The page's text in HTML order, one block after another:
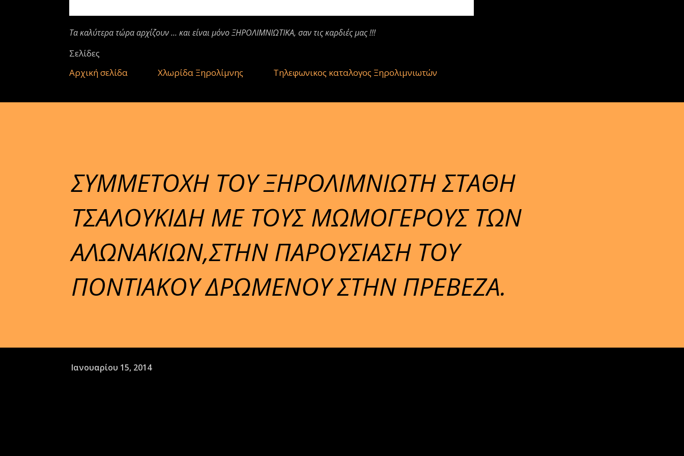
Τα καλύτερα τώρα αρχίζουν ... και είναι μόνο ΞΗΡΟΛΙΜΝΙΩΤΙΚΑ, σαν τις καρδιές μας !!!
Σελίδες
Αρχική σελίδα
Χλωρίδα Ξηρολίμνης Τηλεφωνικος καταλογος Ξηρολιμνιωτών
ΣΥΜΜΕΤΟΧΗ ΤΟΥ ΞΗΡΟΛΙΜΝΙΩΤΗ ΣΤΑΘΗ
ΤΣΑΛΟΥΚΙΔΗ ΜΕ ΤΟΥΣ ΜΩΜΟΓΕΡΟΥΣ ΤΩΝ
ΑΛΩΝΑΚΙΩΝ,ΣΤΗΝ ΠΑΡΟΥΣΙΑΣΗ ΤΟΥ
ΠΟΝΤΙΑΚΟΥ ΔΡΩΜΕΝΟΥ ΣΤΗΝ ΠΡΕΒΕΖΑ.
Ιανουαρίου 15, 2014